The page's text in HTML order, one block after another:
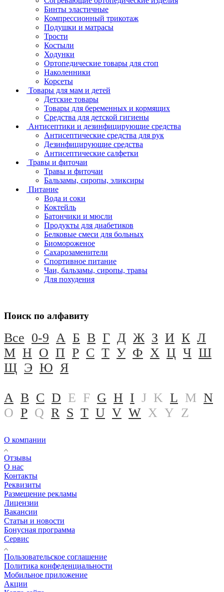
Бинты эластичные
Компрессионный трикотаж
Подушки и матрасы
Трости
Костыли
Ходунки
Ортопедические товары для стоп
Наколенники
Корсеты
Товары для мам и детей
Детские товары
Товары для беременных и кормящих
Средства для детской гигиены
Антисептики и дезинфицирующие средства
Антисептические средства для рук
Дезинфицирующие средства
Антисептические салфетки
Травы и фиточаи
Травы и фиточаи
Бальзамы, сиропы, эликсиры
Питание
Вода и соки
Коктейль
Батончики и мюсли
Продукты для диабетиков
Белковые смеси для больных
Биомороженое
Сахарозаменители
Спортивное питание
Чаи, бальзамы, сиропы, травы
Для похудения
Поиск по алфавиту
Все 0-9 А Б В Г Д Ж З И К Л
М Н О П Р С Т У Ф Х Ц Ч Ш
Щ Э Ю Я
A B C D E F G H I J K L M N
O P Q R S T U V W X Y Z
О компании
Отзывы
О нас
Контакты
Реквизиты
Размещение рекламы
Лицензии
Вакансии
Статьи и новости
Бонусная программа
Сервис
Пользовательское соглашение
Политика конфеденциальности
Мобильное приложение
Акции